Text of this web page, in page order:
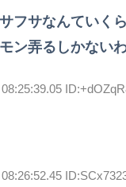
フサなんていく
ン弄るしかない